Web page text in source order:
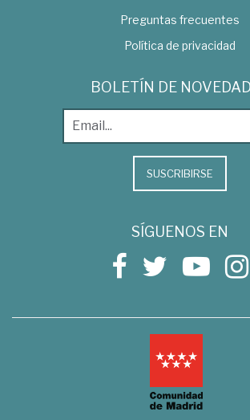
Preguntas frecuentes
Política de privacidad
BOLETÍN DE
SUSCRIBIRSE
SÍGUENOS EN